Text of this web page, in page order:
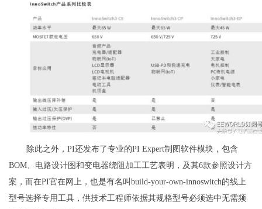
除此之外，PI还发布了专业的PI Expert制图软件模块，包含
BOM、电路设计图和变电器绕阻加工工艺表明，及其6款参照设计方
案，而在PI官在网上，也是有名叫build-your-own-innoswitch的线上
型号选择专用工具，供技术工程师依据其规格型号必须选中无需频